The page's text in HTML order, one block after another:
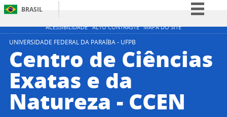
ACESSIBILIDADE ALTO CONTRASTE MAPA DO SITE
BRASIL
Simplifique!
Participe
Canais
UNIVERSIDADE FEDERAL DA PARAÍBA - UFPB
Centro de Ciências
Exatas e da
Natureza - CCEN